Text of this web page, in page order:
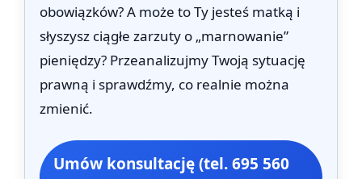
obowiązków? A może to Ty jesteś matką i
słyszysz ciągłe zarzuty o „marnowanie”
pieniędzy? Przeanalizujmy Twoją sytuację
prawną i sprawdźmy, co realnie można
zmienić.
Umów konsultację (tel. 695 560